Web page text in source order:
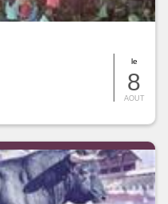
le
8
AOUT